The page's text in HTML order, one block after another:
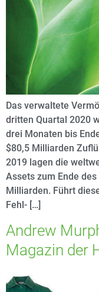
Das verwaltete
dritten Quartal 2020
drei Monaten bis
$80,5 Milliarden
2019 lagen die
Assets zum Ende
Milliarden. Führt
Fehl- […]
Andrew
Magazin der